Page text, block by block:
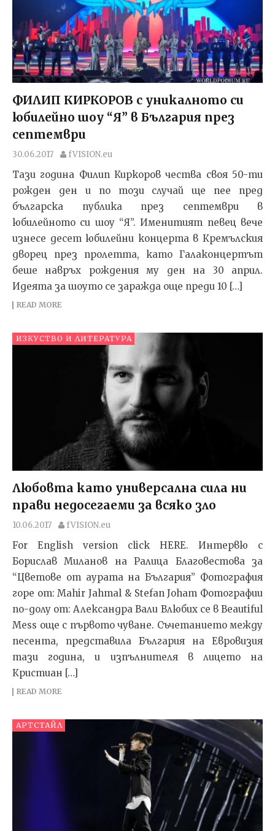
ФИЛИП КИРКОРОВ с уникалното си
юбилейно шоу “Я” в България през
септември
30.06.2017 fVISION.eu
Тази година Филип Киркоров чества своя 50-ти
рожден ден и по този случай ще пее пред
българска публика през септември в
юбилейното си шоу “Я”. Именитият певец вече
изнесе десет юбилейни концерта в Кремълския
дворец през пролетта, като Галаконцертът
беше навръх рождения му ден на 30 април.
Идеята за шоуто се заражда още преди 10 […]
READ MORE
ИЗКУСТВО И ЛИТЕРАТУРА
Любовта като универсална сила ни
прави недосегаеми за всяко зло
10.06.2017 fVISION.eu
For English version click HERE. Интервю с
Борислав Миланов на Ралица Благовестова за
“Цветове от аурата на България” Фотография
горе от: Mahir Jahmal & Stefan Joham Фотографии
по-долу от: Александра Вали Влюбих се в Beautiful
Mess още с първото чуване. Съчетанието между
песента, представила България на Евровизия
тази година, и изпълнителя в лицето на
Кристиан […]
READ MORE
АРТСТАЙЛ